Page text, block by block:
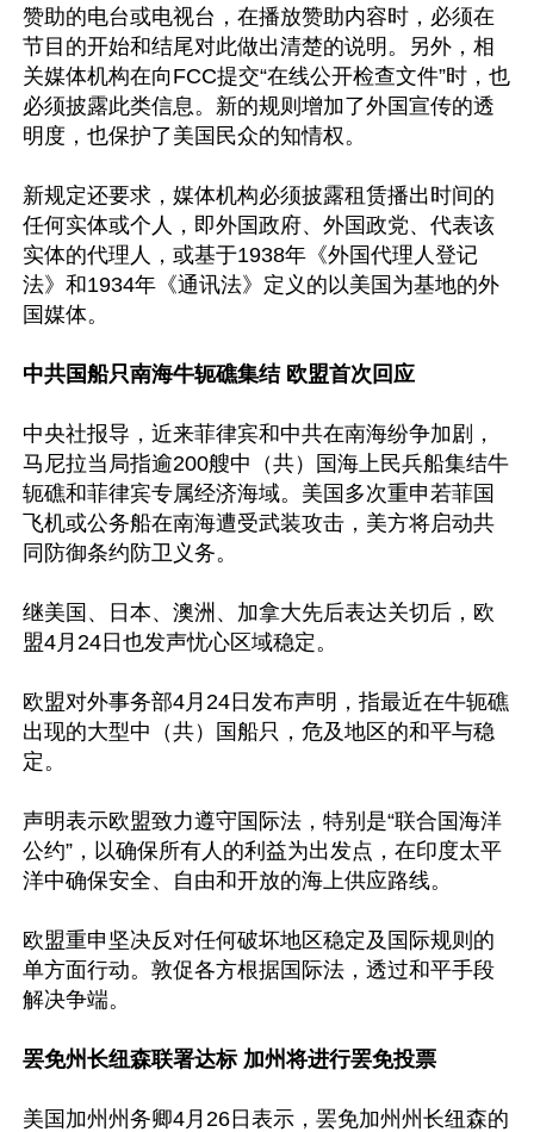
赞助的电台或电视台，在播放赞助内容时，必须在
节目的开始和结尾对此做出清楚的说明。另外，相
关媒体机构在向FCC提交“在线公开检查文件”时，也
必须披露此类信息。新的规则增加了外国宣传的透
明度，也保护了美国民众的知情权。
新规定还要求，媒体机构必须披露租赁播出时间的
任何实体或个人，即外国政府、外国政党、代表该
实体的代理人，或基于1938年《外国代理人登记
法》和1934年《通讯法》定义的以美国为基地的外
国媒体。
中共国船只南海牛轭礁集结 欧盟首次回应
中央社报导，近来菲律宾和中共在南海纷争加剧，
马尼拉当局指逾200艘中（共）国海上民兵船集结牛
轭礁和菲律宾专属经济海域。美国多次重申若菲国
飞机或公务船在南海遭受武装攻击，美方将启动共
同防御条约防卫义务。
继美国、日本、澳洲、加拿大先后表达关切后，欧
盟4月24日也发声忧心区域稳定。
欧盟对外事务部4月24日发布声明，指最近在牛轭礁
出现的大型中（共）国船只，危及地区的和平与稳
定。
声明表示欧盟致力遵守国际法，特别是“联合国海洋
公约”，以确保所有人的利益为出发点，在印度太平
洋中确保安全、自由和开放的海上供应路线。
欧盟重申坚决反对任何破坏地区稳定及国际规则的
单方面行动。敦促各方根据国际法，透过和平手段
解决争端。
罢免州长纽森联署达标 加州将进行罢免投票
美国加州州务卿4月26日表示，罢免加州州长纽森的